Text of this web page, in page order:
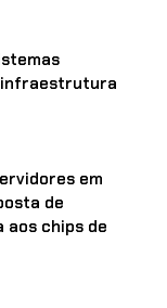
infraestrutura
em
de
chips de